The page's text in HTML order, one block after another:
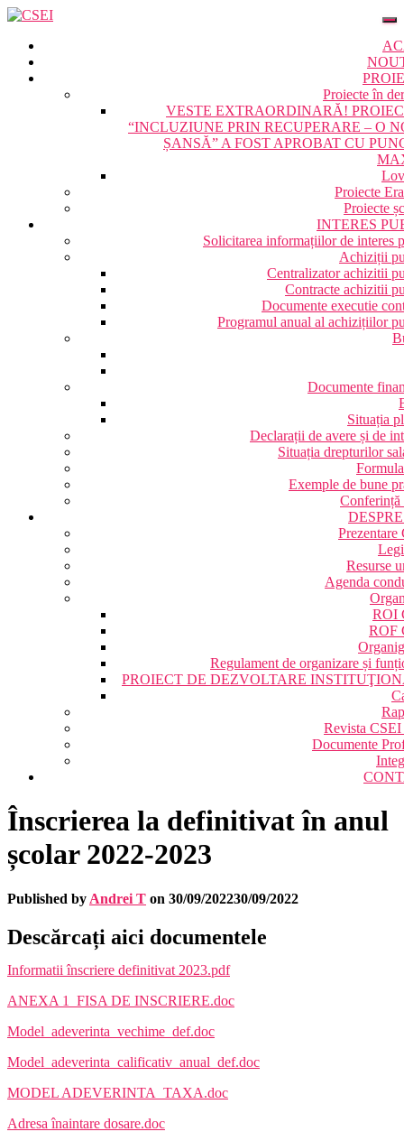
Proiecte în
VESTE EXTRAORDINARĂ!
“INCLUZIUNE PRIN RECUPERARE – O
ȘANSĂ” A FOST APROBAT CU
Proiecte
Proiecte
INTERES
Solicitarea informațiilor de interes
Achiziții
Centralizator achizitii
Contracte achizitii
Documente executie
Programul anual al achizițiilor
Documente
Situația
Declarații de avere și de
Situația drepturilor
Exemple de bune
Conferință
Prezentare
Resurse
Agenda
ROI
ROF
Regulament de organizare și
PROIECT DE DEZVOLTARE
Revista
Documente
Înscrierea la definitivat în anul
școlar 2022-2023
Published by Andrei T on 30/09/202230/09/2022
Descărcați aici documentele
Informatii înscriere definitivat 2023.pdf
ANEXA 1_FISA DE INSCRIERE.doc
Model_adeverinta_vechime_def.doc
Model_adeverinta_calificativ_anual_def.doc
MODEL ADEVERINTA_TAXA.doc
Adresa înaintare dosare.doc